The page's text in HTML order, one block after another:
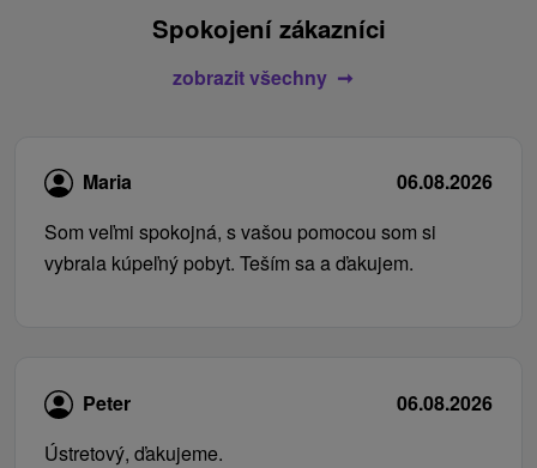
Spokojení zákazníci
zobrazit všechny
Maria
06.08.2026
Som veľmi spokojná, s vašou pomocou som si
vybrala kúpeľný pobyt. Teším sa a ďakujem.
Peter
06.08.2026
Ústretový, ďakujeme.